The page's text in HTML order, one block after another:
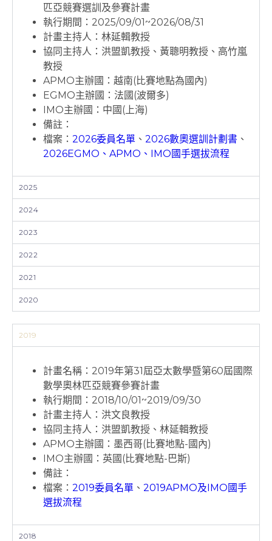
匹亞競賽選訓及參賽計畫
執行期間：2025/09/01~2026/08/31
計畫主持人：林延輯教授
協同主持人：洪盟凱教授、黃聰明教授、高竹嵐
教授
APMO主辦國：越南(比賽地點為國內)
EGMO主辦國：法國(波爾多)
IMO主辦國：中國(上海)
備註：
檔案： 2026委員名單 、 2026數奧選訓計劃書 、
2026EGMO、APMO、IMO國手選拔流程
2025
2024
2023
2022
2021
2020
2019
計畫名稱：2019年第31屆亞太數學暨第60屆國際
數學奧林匹亞競賽參賽計畫
執行期間：2018/10/01~2019/09/30
計畫主持人：洪文良教授
協同主持人：洪盟凱教授、林延輯教授
APMO主辦國：墨西哥(比賽地點-國內)
IMO主辦國：英國(比賽地點-巴斯)
備註：
檔案： 2019委員名單 、 2019APMO及IMO國手
選拔流程
2018